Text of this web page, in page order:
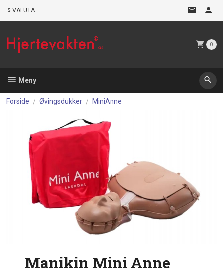
VALUTA
0
Meny
Forside Øvingsdukker MiniAnne
Manikin Mini Anne